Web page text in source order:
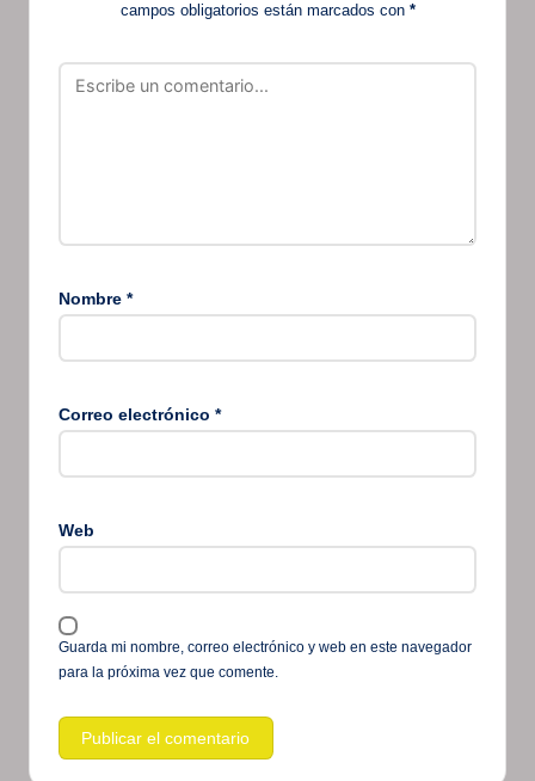
campos obligatorios están marcados con *
Nombre *
Correo electrónico *
Web
Guarda mi nombre, correo electrónico y web en este navegador
para la próxima vez que comente.